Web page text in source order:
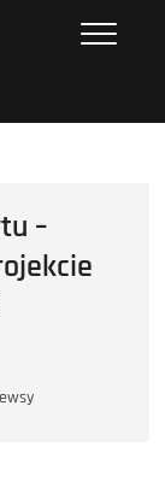
–